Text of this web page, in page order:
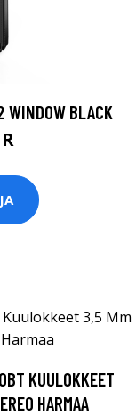
WINDOW BLACK
KUULOKKEET
HARMAA